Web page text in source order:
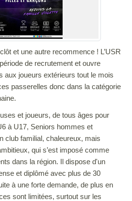
et une autre recommence ! L’USR
de recrutement et ouvre
aux joueurs extérieurs tout le mois
passerelles donc dans la catégorie
et joueurs, de tous âges pour
à U17, Seniors hommes et
club familial, chaleureux, mais
qui s’est imposé comme
dans la région. Il dispose d'un
et diplômé avec plus de 30
à une forte demande, de plus en
sont limitées, surtout sur les